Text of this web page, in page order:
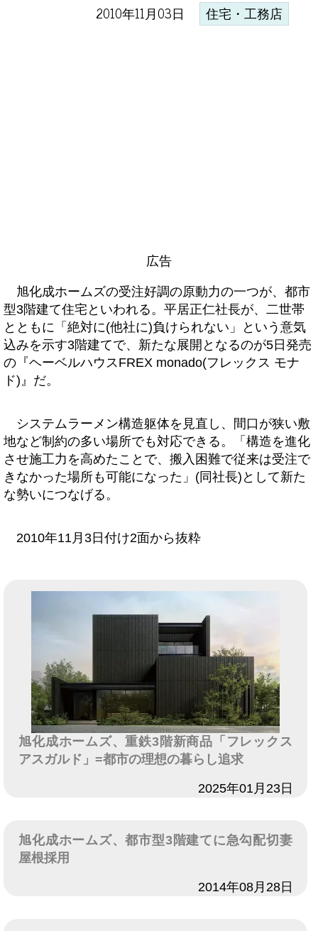
2010年11月03日 住宅・工務店
広告
旭化成ホームズの受注好調の原動力の一つが、都市
型3階建て住宅といわれる。平居正仁社長が、二世帯
とともに「絶対に(他社に)負けられない」という意気
込みを示す3階建てで、新たな展開となるのが5日発売
の『ヘーベルハウスFREX monado(フレックス モナ
ド)』だ。
システムラーメン構造躯体を見直し、間口が狭い敷
地など制約の多い場所でも対応できる。「構造を進化
させ施工力を高めたことで、搬入困難で従来は受注で
きなかった場所も可能になった」(同社長)として新た
な勢いにつなげる。
2010年11月3日付け2面から抜粋
旭化成ホームズ、重鉄3階新商品「フレックス
アスガルド」=都市の理想の暮らし追求
2025年01月23日
旭化成ホームズ、都市型3階建てに急勾配切妻
屋根採用
2014年08月28日